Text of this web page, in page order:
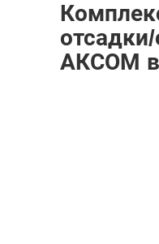
АКСОМ